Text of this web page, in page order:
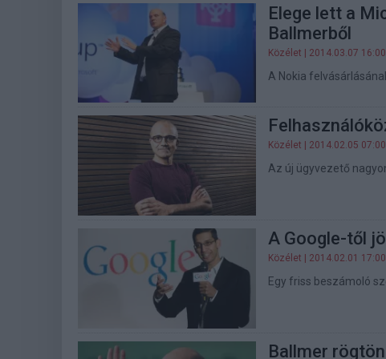
Elege lett a
Ballmerből
Közélet | 2014.03.07 16:00
A Nokia
Közélet | 2014.02.05 07:00
Az új ügyvezető
A Google-től
Közélet | 2014.02.01 17:00
Egy friss beszámoló
Ballmer